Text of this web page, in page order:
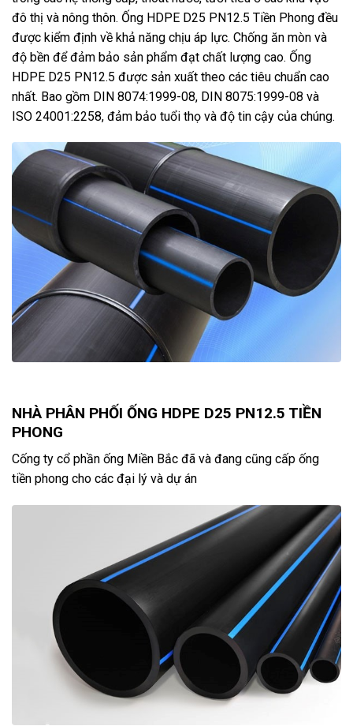
đô thị và nông thôn. Ống HDPE D25 PN12.5 Tiền Phong đều
được kiểm định về khả năng chịu áp lực. Chống ăn mòn và
độ bền để đảm bảo sản phẩm đạt chất lượng cao. Ống
HDPE D25 PN12.5 được sản xuất theo các tiêu chuẩn cao
nhất. Bao gồm DIN 8074:1999-08, DIN 8075:1999-08 và
ISO 24001:2258, đảm bảo tuổi thọ và độ tin cậy của chúng.
NHÀ PHÂN PHỐI ỐNG HDPE D25 PN12.5 TIỀN
PHONG
Cống ty cổ phần ống Miền Bắc đã và đang cũng cấp ống
tiền phong cho các đại lý và dự án